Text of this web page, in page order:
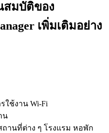
สมบัติของ
เพิ่มเติมอย่าง
ใช้งาน Wi-Fi
น
านที่ต่าง ๆ โรงแรม หอพัก